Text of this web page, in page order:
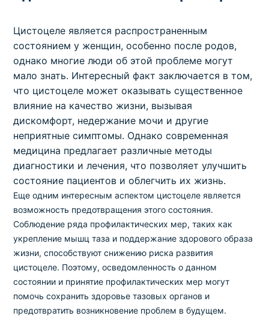
Цистоцеле является распространенным
состоянием у женщин, особенно после родов,
однако многие люди об этой проблеме могут
мало знать. Интересный факт заключается в том,
что цистоцеле может оказывать существенное
влияние на качество жизни, вызывая
дискомфорт, недержание мочи и другие
неприятные симптомы. Однако современная
медицина предлагает различные методы
диагностики и лечения, что позволяет улучшить
состояние пациентов и облегчить их жизнь.
Еще одним интересным аспектом цистоцеле является
возможность предотвращения этого состояния.
Соблюдение ряда профилактических мер, таких как
укрепление мышц таза и поддержание здорового образа
жизни, способствуют снижению риска развития
цистоцеле. Поэтому, осведомленность о данном
состоянии и принятие профилактических мер могут
помочь сохранить здоровье тазовых органов и
предотвратить возникновение проблем в будущем.